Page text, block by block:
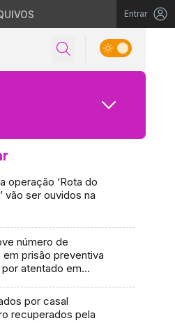
Entrar
operação ‘Rota do
vão ser ouvidos na
número de
prisão preventiva
por atentado em
por casal
recuperados pela